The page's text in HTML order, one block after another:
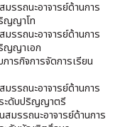
มรรถนะอาจารย์ด้านการ
ญญาโท
มรรถนะอาจารย์ด้านการ
ญญาเอก
ภารกิจการจัดการเรียน
มรรถนะอาจารย์ด้านการ
ระดับปริญญาตรี
สมรรถนะอาจารย์ด้านการ